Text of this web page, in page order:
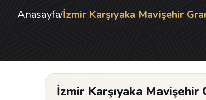
Anasayfa/İzmir Karşıyaka Mavişehir
İzmir Karşıyaka Mavişehir